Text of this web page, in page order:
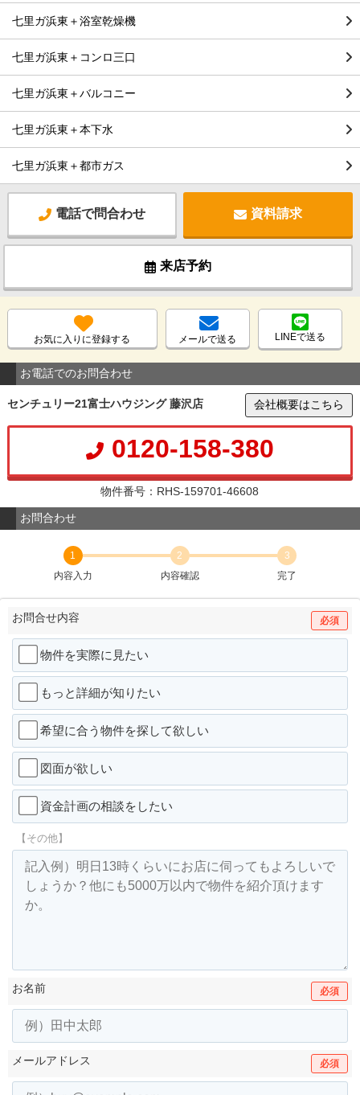
七里ガ浜東＋浴室乾燥機
七里ガ浜東＋コンロ三口
七里ガ浜東＋バルコニー
七里ガ浜東＋本下水
七里ガ浜東＋都市ガス
電話で問合わせ 資料請求
来店予約
お気に入りに登録する メールで送る LINEで送る
お電話でのお問合わせ
センチュリー21富士ハウジング 藤沢店 会社概要はこちら
0120-158-380
物件番号：RHS-159701-46608
お問合わせ
1
内容入力
2
内容確認
3
完了
お問合せ内容 必須
物件を実際に見たい
もっと詳細が知りたい
希望に合う物件を探して欲しい
図面が欲しい
資金計画の相談をしたい
【その他】
お名前 必須
メールアドレス 必須